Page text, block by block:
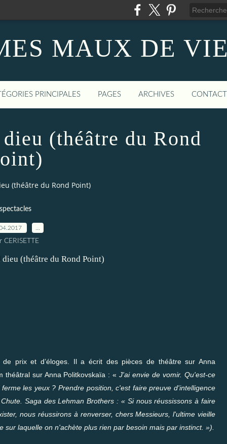
MAUX DE VIE
PRINCIPALES PAGES ARCHIVES CONTACT
(théâtre du Rond
(théâtre du Rond Point)
spectacles
CERISETTE
prix et d’éloges. Il a écrit des pièces de théâtre sur Anna
théâtral sur Anna Politkovskaïa : «J'ai envie de vomir. Qu'est-ce
les yeux ? Prendre position, c'est faire preuve d'intelligence
Saga des Lehman Brothers : « Si nous réussissons à faire
nous réussirons à renverser, chers Messieurs, l'ultime vieille
laquelle on n'achète plus rien par besoin mais par instinct. »).